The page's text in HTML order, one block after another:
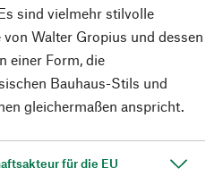
sind vielmehr stilvolle
Walter Gropius und dessen
einer Form, die
Bauhaus-Stils und
gleichermaßen anspricht.
für die EU